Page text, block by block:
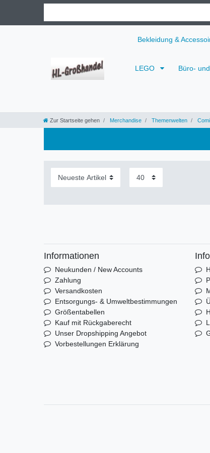
Bekleidung &
LEGO Büro-
Zur Startseite gehen Merchandise Themenwelten
Informationen
Neukunden / New Accounts
Zahlung
Versandkosten
Entsorgungs- & Umweltbestimmungen
Größentabellen
Kauf mit Rückgaberecht
Unser Dropshipping Angebot
Vorbestellungen Erklärung